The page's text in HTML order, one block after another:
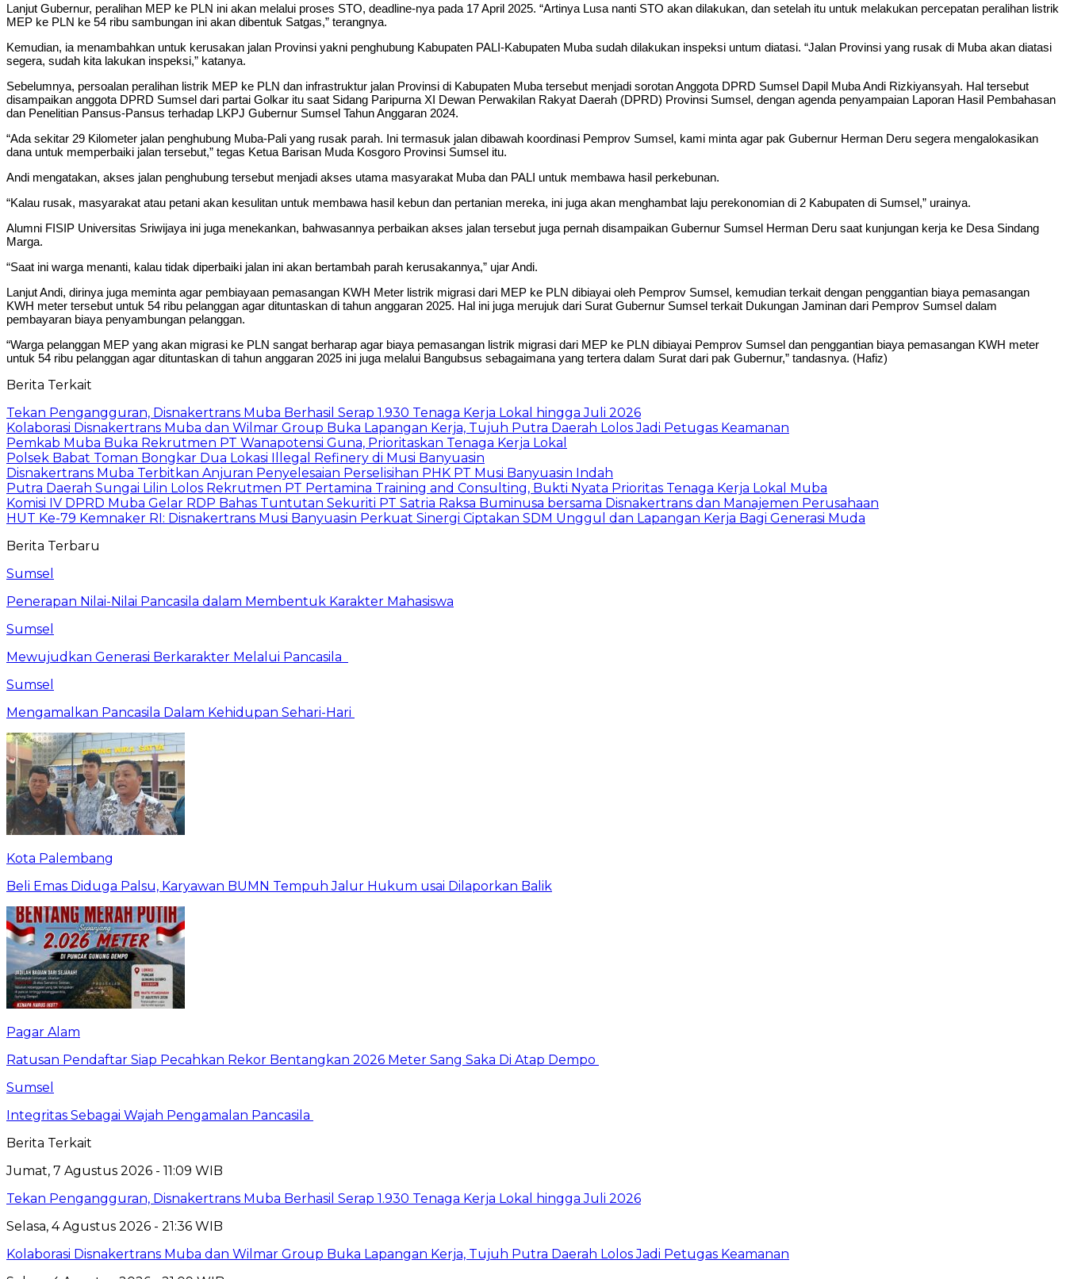
Lanjut Gubernur, peralihan MEP ke PLN ini akan melalui proses STO, deadline-nya pada 17 April 2025. “Artinya Lusa nanti STO akan dilakukan, dan setelah itu untuk melakukan percepatan peralihan listrik
MEP ke PLN ke 54 ribu sambungan ini akan dibentuk Satgas,” terangnya.
Kemudian, ia menambahkan untuk kerusakan jalan Provinsi yakni penghubung Kabupaten PALI-Kabupaten Muba sudah dilakukan inspeksi untum diatasi. “Jalan Provinsi yang rusak di Muba akan diatasi
segera, sudah kita lakukan inspeksi,” katanya.
Sebelumnya, persoalan peralihan listrik MEP ke PLN dan infrastruktur jalan Provinsi di Kabupaten Muba tersebut menjadi sorotan Anggota DPRD Sumsel Dapil Muba Andi Rizkiyansyah. Hal tersebut
disampaikan anggota DPRD Sumsel dari partai Golkar itu saat Sidang Paripurna XI Dewan Perwakilan Rakyat Daerah (DPRD) Provinsi Sumsel, dengan agenda penyampaian Laporan Hasil Pembahasan
dan Penelitian Pansus-Pansus terhadap LKPJ Gubernur Sumsel Tahun Anggaran 2024.
“Ada sekitar 29 Kilometer jalan penghubung Muba-Pali yang rusak parah. Ini termasuk jalan dibawah koordinasi Pemprov Sumsel, kami minta agar pak Gubernur Herman Deru segera mengalokasikan
dana untuk memperbaiki jalan tersebut,” tegas Ketua Barisan Muda Kosgoro Provinsi Sumsel itu.
Andi mengatakan, akses jalan penghubung tersebut menjadi akses utama masyarakat Muba dan PALI untuk membawa hasil perkebunan.
“Kalau rusak, masyarakat atau petani akan kesulitan untuk membawa hasil kebun dan pertanian mereka, ini juga akan menghambat laju perekonomian di 2 Kabupaten di Sumsel,” urainya.
Alumni FISIP Universitas Sriwijaya ini juga menekankan, bahwasannya perbaikan akses jalan tersebut juga pernah disampaikan Gubernur Sumsel Herman Deru saat kunjungan kerja ke Desa Sindang
Marga.
“Saat ini warga menanti, kalau tidak diperbaiki jalan ini akan bertambah parah kerusakannya,” ujar Andi.
Lanjut Andi, dirinya juga meminta agar pembiayaan pemasangan KWH Meter listrik migrasi dari MEP ke PLN dibiayai oleh Pemprov Sumsel, kemudian terkait dengan penggantian biaya pemasangan
KWH meter tersebut untuk 54 ribu pelanggan agar dituntaskan di tahun anggaran 2025. Hal ini juga merujuk dari Surat Gubernur Sumsel terkait Dukungan Jaminan dari Pemprov Sumsel dalam
pembayaran biaya penyambungan pelanggan.
“Warga pelanggan MEP yang akan migrasi ke PLN sangat berharap agar biaya pemasangan listrik migrasi dari MEP ke PLN dibiayai Pemprov Sumsel dan penggantian biaya pemasangan KWH meter
untuk 54 ribu pelanggan agar dituntaskan di tahun anggaran 2025 ini juga melalui Bangubsus sebagaimana yang tertera dalam Surat dari pak Gubernur,” tandasnya. (Hafiz)
Berita Terkait
Tekan Pengangguran, Disnakertrans Muba Berhasil Serap 1.930 Tenaga Kerja Lokal hingga Juli 2026
Kolaborasi Disnakertrans Muba dan Wilmar Group Buka Lapangan Kerja, Tujuh Putra Daerah Lolos Jadi Petugas Keamanan
Pemkab Muba Buka Rekrutmen PT Wanapotensi Guna, Prioritaskan Tenaga Kerja Lokal
Polsek Babat Toman Bongkar Dua Lokasi Illegal Refinery di Musi Banyuasin
Disnakertrans Muba Terbitkan Anjuran Penyelesaian Perselisihan PHK PT Musi Banyuasin Indah
Putra Daerah Sungai Lilin Lolos Rekrutmen PT Pertamina Training and Consulting, Bukti Nyata Prioritas Tenaga Kerja Lokal Muba
Komisi IV DPRD Muba Gelar RDP Bahas Tuntutan Sekuriti PT Satria Raksa Buminusa bersama Disnakertrans dan Manajemen Perusahaan
HUT Ke-79 Kemnaker RI: Disnakertrans Musi Banyuasin Perkuat Sinergi Ciptakan SDM Unggul dan Lapangan Kerja Bagi Generasi Muda
Berita Terbaru
Sumsel
Penerapan Nilai-Nilai Pancasila dalam Membentuk Karakter Mahasiswa
Sumsel
Mewujudkan Generasi Berkarakter Melalui Pancasila
Sumsel
Mengamalkan Pancasila Dalam Kehidupan Sehari-Hari
Kota Palembang
Beli Emas Diduga Palsu, Karyawan BUMN Tempuh Jalur Hukum usai Dilaporkan Balik
Pagar Alam
Ratusan Pendaftar Siap Pecahkan Rekor Bentangkan 2026 Meter Sang Saka Di Atap Dempo
Sumsel
Integritas Sebagai Wajah Pengamalan Pancasila
Berita Terkait
Jumat, 7 Agustus 2026 - 11:09 WIB
Tekan Pengangguran, Disnakertrans Muba Berhasil Serap 1.930 Tenaga Kerja Lokal hingga Juli 2026
Selasa, 4 Agustus 2026 - 21:36 WIB
Kolaborasi Disnakertrans Muba dan Wilmar Group Buka Lapangan Kerja, Tujuh Putra Daerah Lolos Jadi Petugas Keamanan